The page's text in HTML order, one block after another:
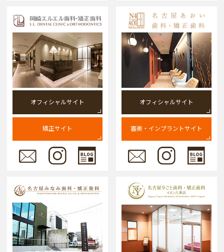
オフィシャルサイト
矯正サイト
オフィシャルサイト
審美・インプラントサイト